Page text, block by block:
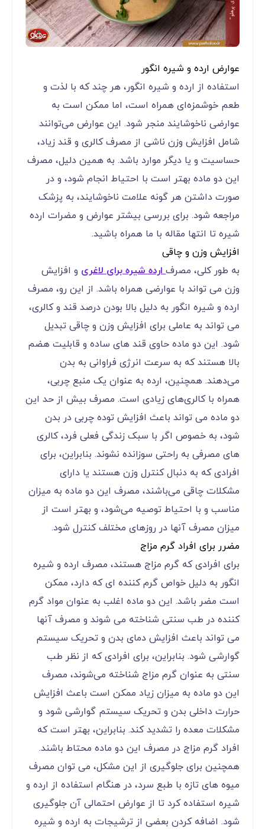
عوارض ارده و شیره انگور
استفاده از ارده و شیره انگور، هر چند که با لذت و
طعم خوشمزه‌ای همراه است، اما ممکن است به
عوارضی ناخوشایند منجر شود. این عوارض می‌توانند
شامل افزایش وزن ناشی از مصرف کالری و قند زیاد،
حساسیت و یا دیگر موارد باشد. به همین دلیل، مصرف
این دو ماده بهتر است با احتیاط انجام شود، و در
صورت داشتن هر گونه علامت ناخوشایند، به پزشک
مراجعه شود. برای بررسی بیشتر عوارض و مضرات ارده
شیره تا انتها مقاله با ما همراه باشید.
افزایش وزن و چاقی
به طور کلی، مصرفارده شیره برای لاغری و افزایش
وزن می تواند با عوارضی همراه باشد. از این رو، مصرف
ارده و شیره انگور به دلیل بالا بودن درصد قند و کالری،
می ‌تواند به عاملی برای افزایش وزن و چاقی تبدیل
شود. این دو ماده حاوی قند های ساده و قابلیت هضم
بالا هستند که به سرعت انرژی فراوانی به بدن
می‌دهند. همچنین، ارده به عنوان یک منبع چربی،
همراه با کالری‌های زیادی است. مصرف بیش از حد این
دو ماده می‌ تواند باعث افزایش توده چربی در بدن
شود، به خصوص اگر با سبک زندگی فعلی فرد، کالری‌
های مصرفی به راحتی سوزانده نشوند. بنابراین، برای
افرادی که به دنبال کنترل وزن هستند یا دارای
مشکلات چاقی می‌باشند، مصرف این دو ماده به میزان
مناسب و با احتیاط توصیه می‌شود، و بهتر است از
میزان مصرف آنها در روزهای مختلف کنترل شود.
مضرر برای افراد گرم مزاج
برای افرادی که گرم مزاج هستند، مصرف ارده و شیره
انگور به دلیل خواص گرم‌ کننده ‌ای که دارد، ممکن
است مضر باشد. این دو ماده اغلب به عنوان مواد گرم
‌کننده در طب سنتی شناخته می ‌شوند و مصرف آنها
می‌ تواند باعث افزایش دمای بدن و تحریک سیستم
گوارشی شود. بنابراین، برای افرادی که از نظر طب
سنتی به عنوان گرم مزاج شناخته می‌شوند، مصرف
این دو ماده به میزان زیاد ممکن است باعث افزایش
حرارت داخلی بدن و تحریک سیستم گوارشی شود و
مشکلات معده را تشدید کند. بنابراین، بهتر است که
افراد گرم مزاج در مصرف این دو ماده محتاط باشند.
همچنین برای جلوگیری از این مشکل، می ‌توان مصرف
میوه‌ های تازه با طبع سرد، در هنگام استفاده از ارده و
شیره استفاده کرد تا از عوارض احتمالی آن جلوگیری
شود. اضافه کردن بعضی از ترشیجات به ارده و شیره